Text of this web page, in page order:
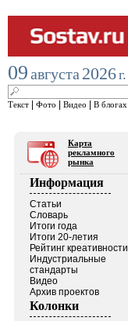
09августа 2026г.
Текст Фото Видео В блогах
Карта
рекламного
рынка
Информация
Статьи
Словарь
Итоги года
Итоги 20-летия
Рейтинг креативности
Индустриальные
стандарты
Видео
Архив проектов
Колонки